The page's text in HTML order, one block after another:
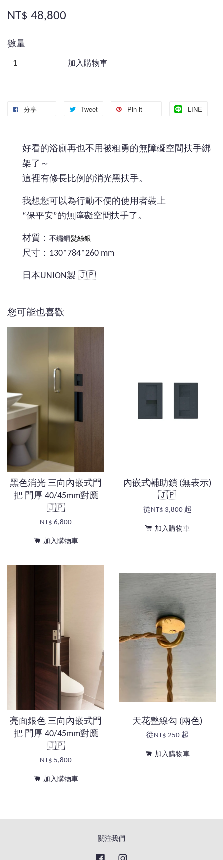
NT$ 48,800
數量
加入購物車
分享 Tweet Pin it LINE
好看的浴廁再也不用被粗勇的無障礙空間扶手綁
架了～
這裡有修長比例的消光黑扶手。
我想您可以為行動不便的使用者裝上
“保平安”的無障礙空間扶手了。
材質： 不鏽鋼髮絲銀
尺寸：130*784*260 mm
日本UNION製 🇯🇵
您可能也喜歡
黑色消光 三向內嵌式門
把 門厚 40/45mm對應
🇯🇵
NT$ 6,800
加入購物車
內嵌式輔助鎖 (無表示)
🇯🇵
從NT$ 3,800 起
加入購物車
亮面銀色 三向內嵌式門
把 門厚 40/45mm對應
🇯🇵
NT$ 5,800
加入購物車
天花整線勾 (兩色)
從NT$ 250 起
加入購物車
關注我們
Facebook